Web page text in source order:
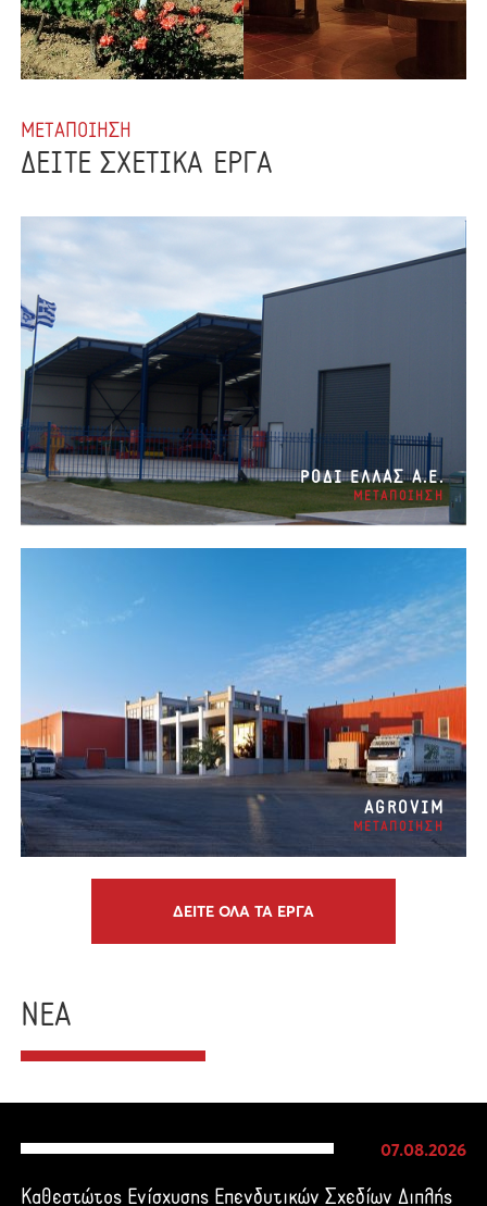
ΜΕΤΑΠΟΙΗΣΗ
ΔΕΙΤΕ ΣΧΕΤΙΚΑ ΕΡΓΑ
ΡΟΔΙ EΛΛΑΣ Α.Ε.
ΜΕΤΑΠΟΙΗΣΗ
AGROVIM
ΜΕΤΑΠΟΙΗΣΗ
ΔΕΙΤΕ ΟΛΑ ΤΑ ΕΡΓΑ
ΝΕΑ
07.08.2026
Καθεστώτος Ενίσχυσης Επενδυτικών Σχεδίων Διπλής